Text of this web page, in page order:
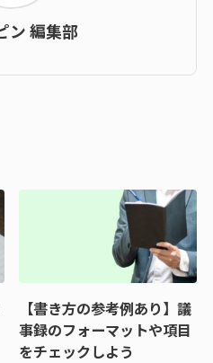
ン 編集部
【書き方の参考例あり】議
事録のフォーマットや項目
をチェックしよう